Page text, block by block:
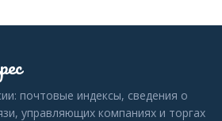
почтовые индексы, сведения о
управляющих компаниях и торгах